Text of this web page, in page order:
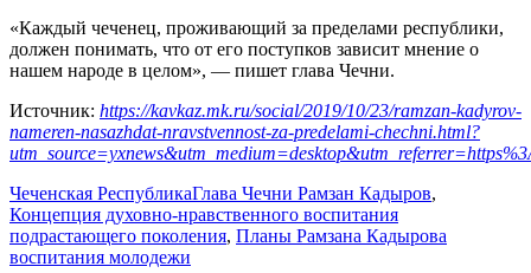
«Каждый чеченец, проживающий за пределами республики,
должен понимать, что от его поступков зависит мнение о
нашем народе в целом», — пишет глава Чечни.
Источник: https://kavkaz.mk.ru/social/2019/10/23/ramzan-kadyrov-
nameren-nasazhdat-nravstvennost-za-predelami-chechni.html?
Чеченская РеспубликаГлава Чечни Рамзан Кадыров,
Концепция духовно-нравственного воспитания
подрастающего поколения, Планы Рамзана Кадырова
воспитания молодежи